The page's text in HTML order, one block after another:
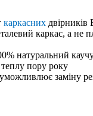
каркасних двірників
каркас, а не
натуральний
пору року
заміну